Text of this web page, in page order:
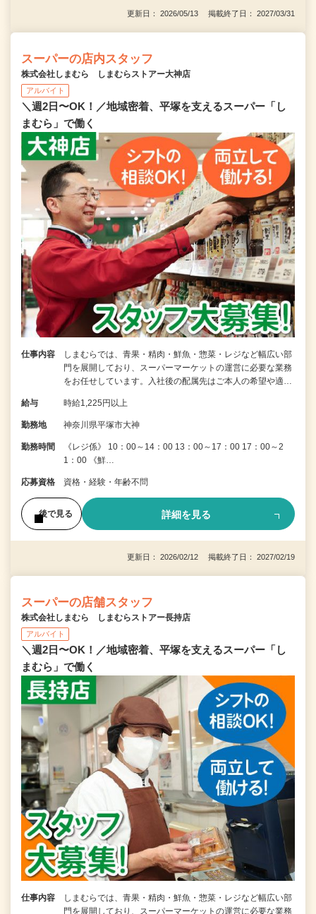
更新日： 2026/05/13 掲載終了日： 2027/03/31
スーパーの店内スタッフ
株式会社しまむら しまむらストアー大神店
アルバイト
＼週2日〜OK！／地域密着、平塚を支えるスーパー「し
まむら」で働く
仕事内容
しまむらでは、青果・精肉・鮮魚・惣菜・レジなど幅広い部
門を展開しており、スーパーマーケットの運営に必要な業務
をお任せしています。入社後の配属先はご本人の希望や適…
給与 時給1,225円以上
勤務地 神奈川県平塚市大神
勤務時間
《レジ係》 10：00～14：00 13：00～17：00 17：00～2
1：00 《鮮…
応募資格 資格・経験・年齢不問
後で見る 詳細を見る
更新日： 2026/02/12 掲載終了日： 2027/02/19
スーパーの店舗スタッフ
株式会社しまむら しまむらストアー長持店
アルバイト
＼週2日〜OK！／地域密着、平塚を支えるスーパー「し
まむら」で働く
仕事内容
しまむらでは、青果・精肉・鮮魚・惣菜・レジなど幅広い部
門を展開しており、スーパーマーケットの運営に必要な業務